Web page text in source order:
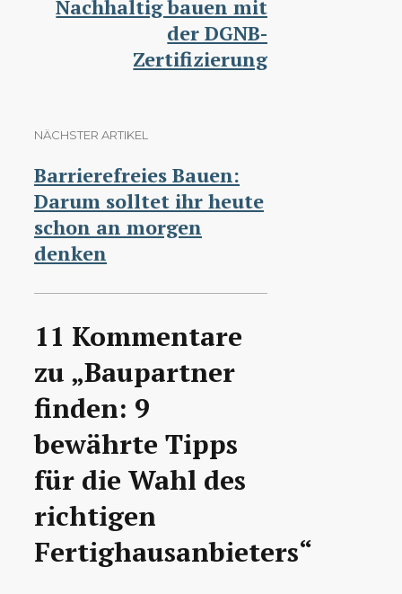
Nachhaltig bauen mit
der DGNB-
Zertifizierung
NÄCHSTER ARTIKEL
Barrierefreies Bauen:
Darum solltet ihr heute
schon an morgen
denken
11 Kommentare
zu „Baupartner
finden: 9
bewährte Tipps
für die Wahl des
richtigen
Fertighausanbieters“